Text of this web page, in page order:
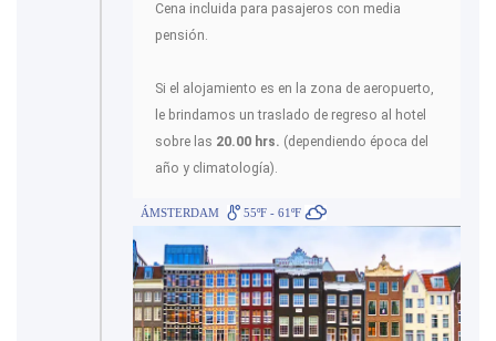
Cena incluida para pasajeros con media
pensión.
Si el alojamiento es en la zona de aeropuerto,
le brindamos un traslado de regreso al hotel
sobre las 20.00 hrs. (dependiendo época del
año y climatología).
ÁMSTERDAM 55ºF - 61ºF